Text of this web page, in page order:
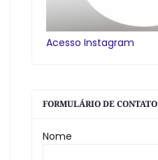
Acesso Instagram
FORMULÁRIO DE CONTATO
Nome